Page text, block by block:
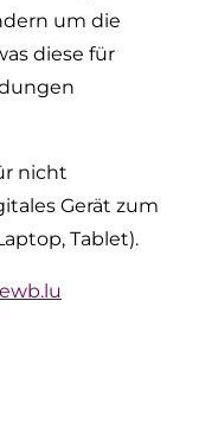
um die
diese für
nicht
Gerät zum
Tablet).